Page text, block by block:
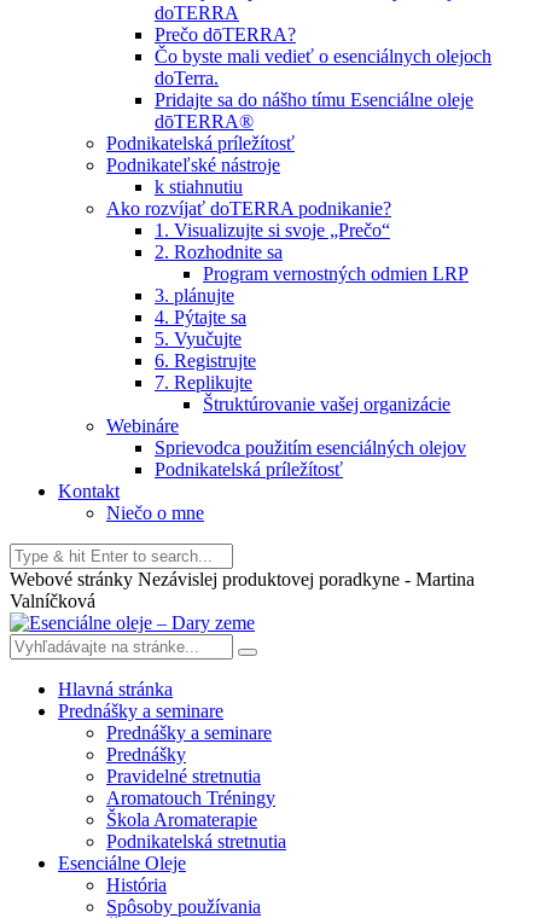
doTERRA
Prečo dōTERRA?
Čo byste mali vedieť o esenciálnych olejoch
doTerra.
Pridajte sa do nášho tímu Esenciálne oleje
dōTERRA®
Podnikatelská príležítosť
Podnikateľské nástroje
k stiahnutiu
Ako rozvíjať doTERRA podnikanie?
1. Visualizujte si svoje „Prečo“
2. Rozhodnite sa
Program vernostných odmien LRP
3. plánujte
4. Pýtajte sa
5. Vyučujte
6. Registrujte
7. Replikujte
Štruktúrovanie vašej organizácie
Webináre
Sprievodca použitím esenciálných olejov
Podnikatelská príležítosť
Kontakt
Niečo o mne
Webové stránky Nezávislej produktovej poradkyne - Martina
Valníčková
Hlavná stránka
Prednášky a seminare
Prednášky a seminare
Prednášky
Pravidelné stretnutia
Aromatouch Tréningy
Škola Aromaterapie
Podnikatelská stretnutia
Esenciálne Oleje
História
Spôsoby používania